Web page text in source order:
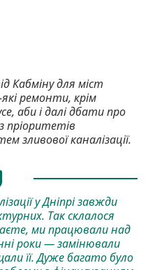
Кабміну для міст
ремонти, крім
аби і далі дбати про
пріоритетів
зливової каналізації.
у Дніпрі завжди
Так склалося
ми працювали над
роки — замінювали
її. Дуже багато було